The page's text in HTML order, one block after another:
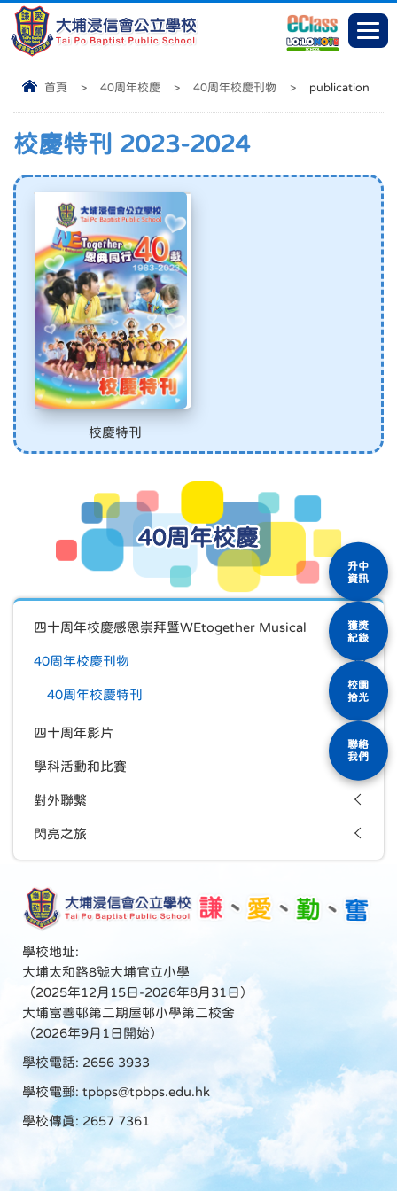
首頁 > 40周年校慶 > 40周年校慶刊物 > publication
校慶特刊 2023-2024
校慶特刊
40周年校慶
四十周年校慶感恩崇拜暨WEtogether Musical
40周年校慶刊物
40周年校慶特刊
四十周年影片
學科活動和比賽
對外聯繫
閃亮之旅
學校地址:
大埔太和路8號大埔官立小學
（2025年12月15日-2026年8月31日）
大埔富善邨第二期屋邨小學第二校舍
（2026年9月1日開始）
學校電話: 2656 3933
學校電郵: tpbps@tpbps.edu.hk
學校傳真: 2657 7361
升中
資訊
獲獎
紀錄
校園
拾光
聯絡
我們